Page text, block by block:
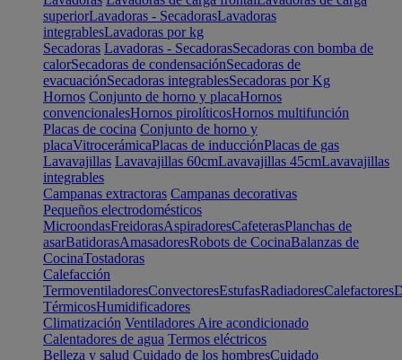
superiorLavadoras - SecadorasLavadoras
integrablesLavadoras por kg
Secadoras Lavadoras - SecadorasSecadoras con bomba de
calorSecadoras de condensaciónSecadoras de
evacuaciónSecadoras integrablesSecadoras por Kg
Hornos Conjunto de horno y placaHornos
convencionalesHornos pirolíticosHornos multifunción
Placas de cocina Conjunto de horno y
placaVitrocerámicaPlacas de inducciónPlacas de gas
Lavavajillas Lavavajillas 60cmLavavajillas 45cmLavavajillas
integrables
Campanas extractoras Campanas decorativas
Pequeños electrodomésticos
MicroondasFreidorasAspiradoresCafeterasPlanchas de
asarBatidorasAmasadoresRobots de CocinaBalanzas de
CocinaTostadoras
Calefacción
TermoventiladoresConvectoresEstufasRadiadoresCalefactores
TérmicosHumidificadores
Climatización Ventiladores Aire acondicionado
Calentadores de agua Termos eléctricos
Belleza y salud Cuidado de los hombresCuidado